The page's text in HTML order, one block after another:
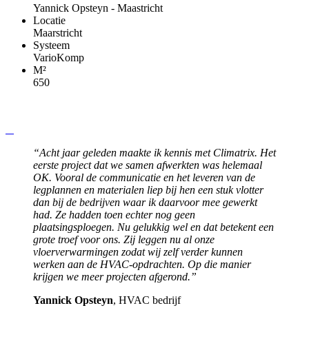
Yannick Opsteyn - Maastricht
Locatie
Maarstricht
Systeem
VarioKomp
M²
650
“Acht jaar geleden maakte ik kennis met Climatrix. Het
eerste project dat we samen afwerkten was helemaal
OK. Vooral de communicatie en het leveren van de
legplannen en materialen liep bij hen een stuk vlotter
dan bij de bedrijven waar ik daarvoor mee gewerkt
had. Ze hadden toen echter nog geen
plaatsingsploegen. Nu gelukkig wel en dat betekent een
grote troef voor ons. Zij leggen nu al onze
vloerverwarmingen zodat wij zelf verder kunnen
werken aan de HVAC-opdrachten. Op die manier
krijgen we meer projecten afgerond.”
Yannick Opsteyn, HVAC bedrijf